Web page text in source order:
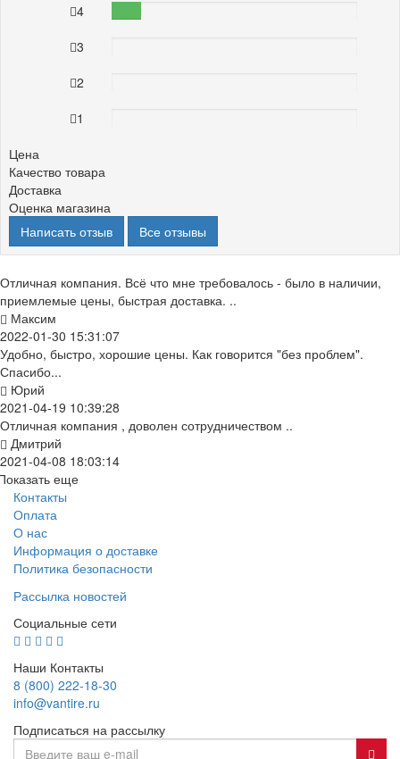
4
3
2
1
Цена
Качество товара
Доставка
Оценка магазина
Написать отзыв
Все отзывы
Отличная компания. Всё что мне требовалось - было в наличии,
приемлемые цены, быстрая доставка. ..
Максим
2022-01-30 15:31:07
Удобно, быстро, хорошие цены. Как говорится "без проблем".
Спасибо...
Юрий
2021-04-19 10:39:28
Отличная компания , доволен сотрудничеством ..
Дмитрий
2021-04-08 18:03:14
еще
Контакты
Оплата
О нас
Информация о доставке
Политика безопасности
Рассылка новостей
Социальные сети
Наши Контакты
8 (800) 222-18-30
info@vantire.ru
Подписаться на рассылку